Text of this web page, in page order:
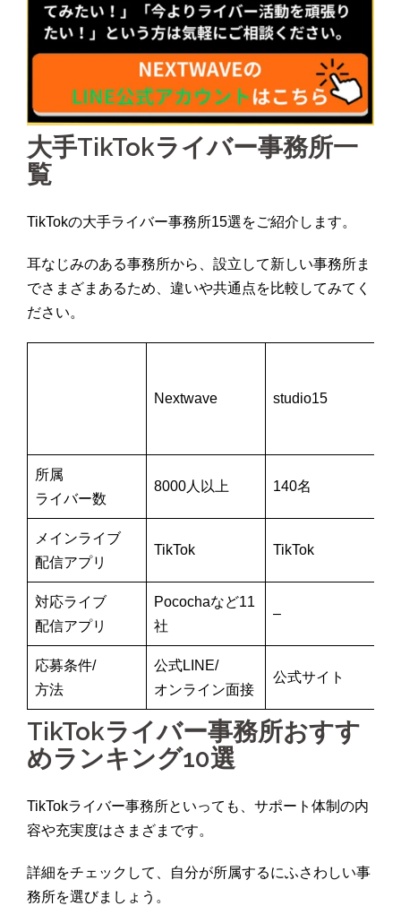
大手TikTokライバー事務所一
覧
TikTokの大手ライバー事務所15選をご紹介します。
耳なじみのある事務所から、設立して新しい事務所ま
でさまざまあるため、違いや共通点を比較してみてく
ださい。
Nextwave studio15
所属
ライバー数
8000人以上 140名
メインライブ
配信アプリ
TikTok TikTok
対応ライブ
配信アプリ
Pocochaなど11
社
–
応募条件/
方法
公式LINE/
オンライン面接
公式サイト
TikTokライバー事務所おすす
めランキング10選
TikTokライバー事務所といっても、サポート体制の内
容や充実度はさまざまです。
詳細をチェックして、自分が所属するにふさわしい事
務所を選びましょう。